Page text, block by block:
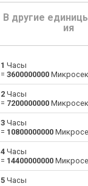
В другие
ия
h
h
h Часы в
Часы в
h Часы
1 Часы
= 3600000000
2 Часы
= 7200000000
3 Часы
= 10800000000
4 Часы
= 14400000000
5 Часы